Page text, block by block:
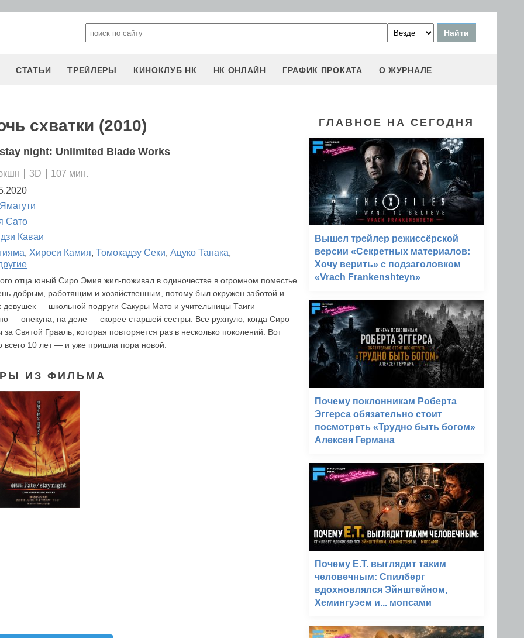
СТАТЬИ ТРЕЙЛЕРЫ КИНОКЛУБ НК НК ОНЛАЙН ГРАФИК ПРОКАТА О ЖУРНАЛЕ
схватки (2010)
night: Unlimited Blade Works
3D
107 мин.
Сато
Каваи
, Хироси Камия, Томокадзу Секи, Ацуко Танака,
отца юный Сиро Эмия жил-поживал в одиночестве в огромном поместье.
добрым, работящим и хозяйственным, потому был окружен заботой и
девушек — школьной подруги Сакуры Мато и учительницы Таиги
— опекуна, на деле — скорее старшей сестры. Все рухнуло, когда Сиро
Святой Грааль, которая повторяется раз в несколько поколений. Вот
всего 10 лет — и уже пришла пора новой.
ИЗ ФИЛЬМА
ГЛАВНОЕ НА СЕГОДНЯ
Вышел трейлер режиссёрской
версии «Секретных материалов:
Хочу верить» с подзаголовком
«Vrach Frankenshteyn»
Почему поклонникам Роберта
Эггерса обязательно стоит
посмотреть «Трудно быть богом»
Алексея Германа
Почему E.T. выглядит таким
человечным: Спилберг
вдохновлялся Эйнштейном,
Хемингуэем и... мопсами